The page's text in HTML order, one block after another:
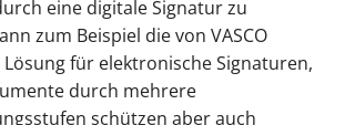
eine digitale Signatur zu
zum Beispiel die von VASCO
für elektronische Signaturen,
durch mehrere
schützen aber auch